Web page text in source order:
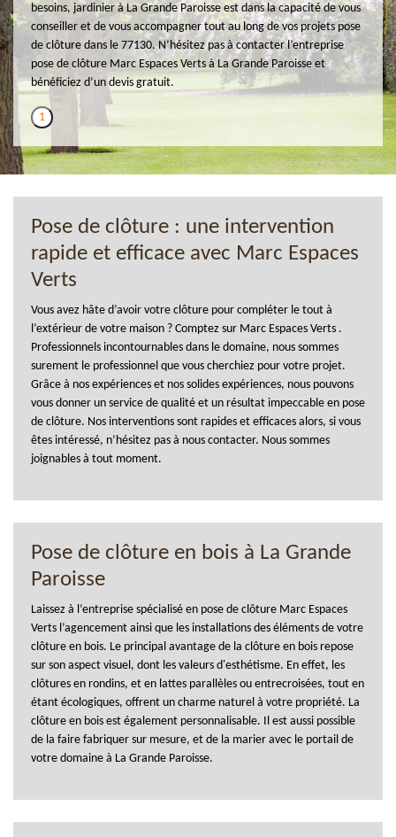
besoins, jardinier à La Grande Paroisse est dans la capacité de vous
conseiller et de vous accompagner tout au long de vos projets pose
de clôture dans le 77130. N’hésitez pas à contacter l’entreprise
pose de clôture Marc Espaces Verts à La Grande Paroisse et
bénéficiez d’un devis gratuit.
1
Pose de clôture : une intervention
rapide et efficace avec Marc Espaces
Verts
Vous avez hâte d’avoir votre clôture pour compléter le tout à
l’extérieur de votre maison ? Comptez sur Marc Espaces Verts .
Professionnels incontournables dans le domaine, nous sommes
surement le professionnel que vous cherchiez pour votre projet.
Grâce à nos expériences et nos solides expériences, nous pouvons
vous donner un service de qualité et un résultat impeccable en pose
de clôture. Nos interventions sont rapides et efficaces alors, si vous
êtes intéressé, n’hésitez pas à nous contacter. Nous sommes
joignables à tout moment.
Pose de clôture en bois à La Grande
Paroisse
Laissez à l’entreprise spécialisé en pose de clôture Marc Espaces
Verts l’agencement ainsi que les installations des éléments de votre
clôture en bois. Le principal avantage de la clôture en bois repose
sur son aspect visuel, dont les valeurs d'esthétisme. En effet, les
clôtures en rondins, et en lattes parallèles ou entrecroisées, tout en
étant écologiques, offrent un charme naturel à votre propriété. La
clôture en bois est également personnalisable. Il est aussi possible
de la faire fabriquer sur mesure, et de la marier avec le portail de
votre domaine à La Grande Paroisse.